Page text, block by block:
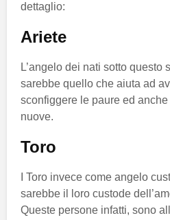
dettaglio:
Ariete
L’angelo dei nati sotto questo
sarebbe quello che aiuta ad
sconfiggere le paure ed
nuove.
Toro
I Toro invece come angelo
sarebbe il loro custode
Queste persone infatti, sono